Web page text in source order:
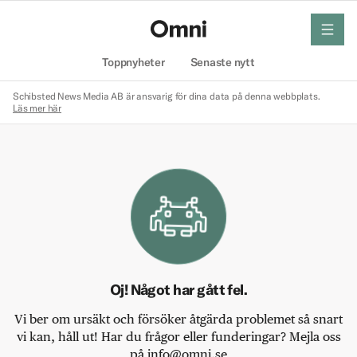
Toppnyheter Senaste nytt
meny
Schibsted News Media AB är ansvarig för dina data på denna webbplats.
Läs mer här
Oj! Något har gått fel.
Vi ber om ursäkt och försöker åtgärda problemet så snart
vi kan, håll ut! Har du frågor eller funderingar? Mejla oss